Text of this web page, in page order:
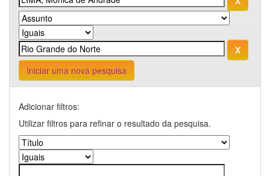
Iniciar uma nova pesquisa
Adicionar filtros:
Utilizar filtros para refinar o resultado da pesquisa.